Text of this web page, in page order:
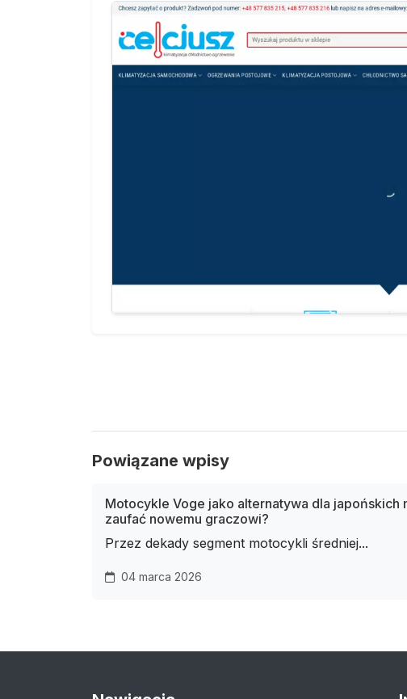
Powiązane wpisy
Motocykle Voge jako alternatywa dla japońskich
zaufać nowemu graczowi?
Przez dekady segment motocykli średniej...
04 marca 2026